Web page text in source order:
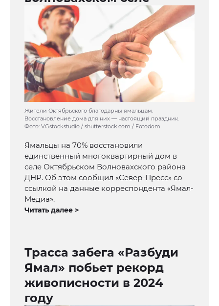
Жители Октябрьского благодарны ямальцам.
Восстановление дома для них — настоящий праздник.
Фото: VGstockstudio / shutterstock.com / Fotodom
Ямальцы на 70% восстановили
единственный многоквартирный дом в
селе Октябрьском Волновахского района
ДНР. Об этом сообщил «Север-Пресс» со
ссылкой на данные корреспондента «Ямал-
Медиа».
Читать далее >
Трасса забега «Разбуди
Ямал» побьет рекорд
живописности в 2024
году